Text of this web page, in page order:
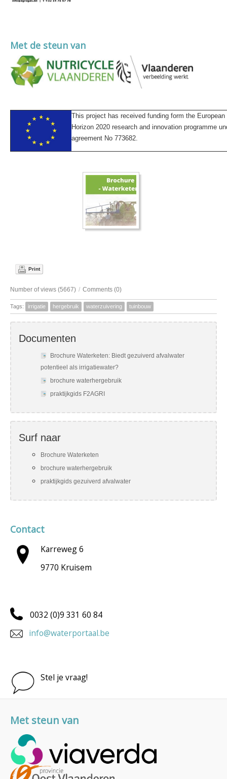
Met de steun van
This project has received funding form the European
Horizon 2020 research and innovation programme
agreement No 773682.
Print
Number of views (5667) / Comments (0)
Tags: irrigatie hergebruik waterzuivering tuinbouw
Documenten
Brochure Waterketen: Biedt gezuiverd afvalwater
potentieel als irrigatiewater?
brochure waterhergebruik
praktijkgids F2AGRI
Surf naar
Brochure Waterketen
brochure waterhergebruik
praktijkgids gezuiverd afvalwater
Contact
Karreweg 6
9770 Kruisem
0032 (0)9 331 60 84
info@waterportaal.be
Stel je vraag!
Met steun van